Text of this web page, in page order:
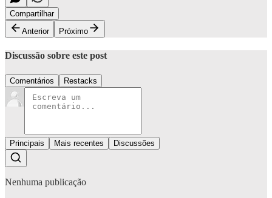
Compartilhar
Anterior
Próximo
Discussão sobre este post
Comentários Restacks
Principais Mais recentes Discussões
Nenhuma publicação